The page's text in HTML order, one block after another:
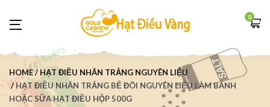
0
HOME
HẠT ĐIỀU NHÂN TRẮNG NGUYÊN LIỆU
HẠT ĐIỀU NHÂN TRẮNG BỂ ĐÔI NGUYÊN LIỆU LÀM BÁNH
HOẶC SỮA HẠT ĐIỀU HỘP 500G